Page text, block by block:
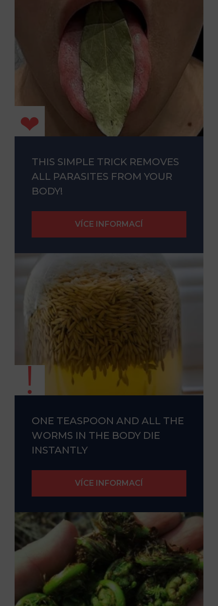
THIS SIMPLE TRICK REMOVES
ALL PARASITES FROM YOUR
BODY!
ONE TEASPOON AND ALL THE
WORMS IN THE BODY DIE
INSTANTLY